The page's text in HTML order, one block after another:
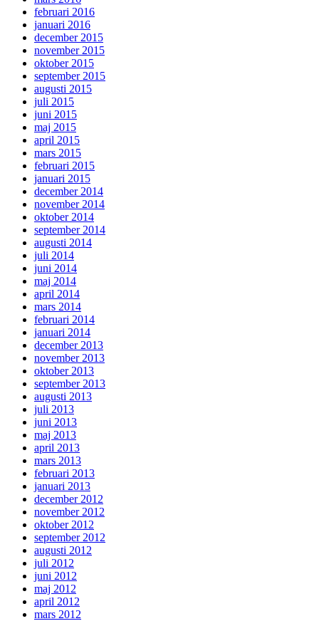
februari 2016
januari 2016
december 2015
november 2015
oktober 2015
september 2015
augusti 2015
juli 2015
juni 2015
maj 2015
april 2015
mars 2015
februari 2015
januari 2015
december 2014
november 2014
oktober 2014
september 2014
augusti 2014
juli 2014
juni 2014
maj 2014
april 2014
mars 2014
februari 2014
januari 2014
december 2013
november 2013
oktober 2013
september 2013
augusti 2013
juli 2013
juni 2013
maj 2013
april 2013
mars 2013
februari 2013
januari 2013
december 2012
november 2012
oktober 2012
september 2012
augusti 2012
juli 2012
juni 2012
maj 2012
april 2012
mars 2012